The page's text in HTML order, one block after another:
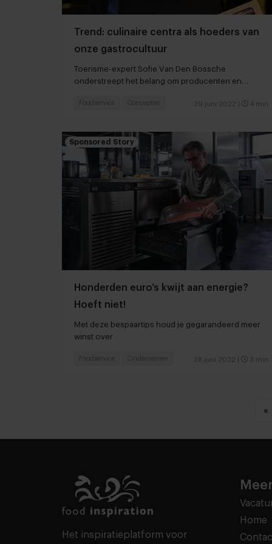
Trend: culinaire centra als hoeders van
onze gastrocultuur
Toerisme-expert Sofie Van Den Bossche
onderstreept het belang om producenten en
29 juni 2022 4 min
Foodservice Concepten
Sponsored Story
Honderden euro’s kwijt aan energie?
Hoeft niet!
Met deze bespaartips houd je gegarandeerd meer
winst over
28 juni 2022 3 min
Foodservice Ondernemen
«
Het inspiratieplatform voor
Home